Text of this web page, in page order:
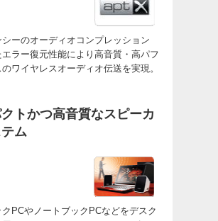
ーのオーディオコンプレッション
ラー復元性能により高音質・高パフ
ワイヤレスオーディオ伝送を実現。
トかつ高音質なスピーカ
ム
PCやノートブックPCなどをデスク